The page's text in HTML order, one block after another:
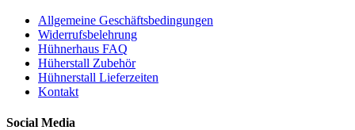
Allgemeine Geschäftsbedingungen
Widerrufsbelehrung
Hühnerhaus FAQ
Hüherstall Zubehör
Hühnerstall Lieferzeiten
Kontakt
Social Media